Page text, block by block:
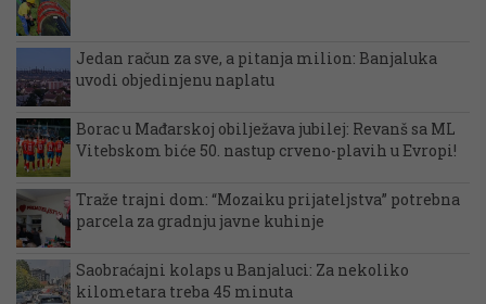
Jedan račun za sve, a pitanja milion: Banjaluka
uvodi objedinjenu naplatu
Borac u Mađarskoj obilježava jubilej: Revanš sa ML
Vitebskom biće 50. nastup crveno-plavih u Evropi!
Traže trajni dom: “Mozaiku prijateljstva” potrebna
parcela za gradnju javne kuhinje
Saobraćajni kolaps u Banjaluci: Za nekoliko
kilometara treba 45 minuta